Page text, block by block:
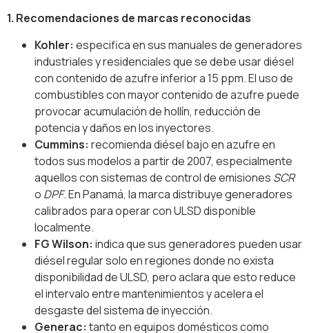
1. Recomendaciones de marcas reconocidas
Kohler: especifica en sus manuales de generadores
industriales y residenciales que se debe usar diésel
con contenido de azufre inferior a 15 ppm. El uso de
combustibles con mayor contenido de azufre puede
provocar acumulación de hollín, reducción de
potencia y daños en los inyectores.
Cummins: recomienda diésel bajo en azufre en
todos sus modelos a partir de 2007, especialmente
aquellos con sistemas de control de emisiones SCR
o DPF. En Panamá, la marca distribuye generadores
calibrados para operar con ULSD disponible
localmente.
FG Wilson: indica que sus generadores pueden usar
diésel regular solo en regiones donde no exista
disponibilidad de ULSD, pero aclara que esto reduce
el intervalo entre mantenimientos y acelera el
desgaste del sistema de inyección.
Generac: tanto en equipos domésticos como